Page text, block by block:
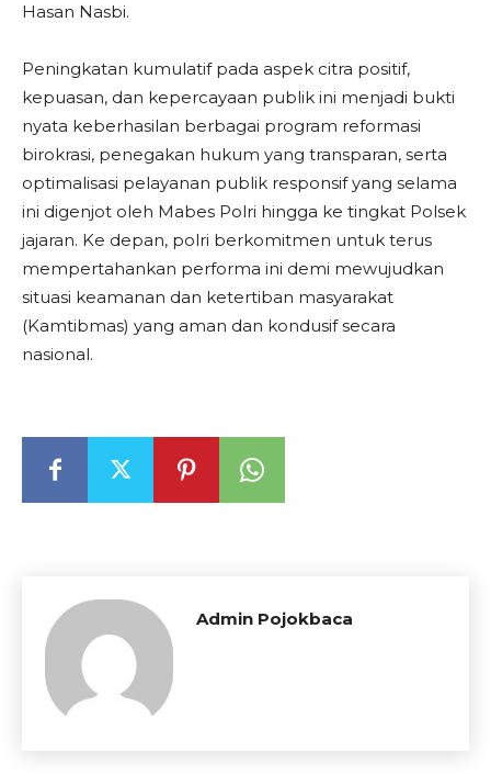
Hasan Nasbi.
Peningkatan kumulatif pada aspek citra positif,
kepuasan, dan kepercayaan publik ini menjadi bukti
nyata keberhasilan berbagai program reformasi
birokrasi, penegakan hukum yang transparan, serta
optimalisasi pelayanan publik responsif yang selama
ini digenjot oleh Mabes Polri hingga ke tingkat Polsek
jajaran. Ke depan, polri berkomitmen untuk terus
mempertahankan performa ini demi mewujudkan
situasi keamanan dan ketertiban masyarakat
(Kamtibmas) yang aman dan kondusif secara
nasional.
Admin Pojokbaca